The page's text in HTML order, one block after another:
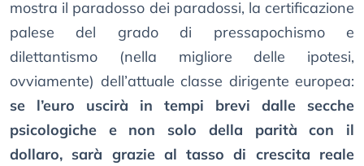
mostra il paradosso dei paradossi, la certificazione
palese del grado di pressapochismo e
dilettantismo (nella migliore delle ipotesi,
ovviamente) dell’attuale classe dirigente europea:
se l’euro uscirà in tempi brevi dalle secche
psicologiche e non solo della parità con il
dollaro, sarà grazie al tasso di crescita reale